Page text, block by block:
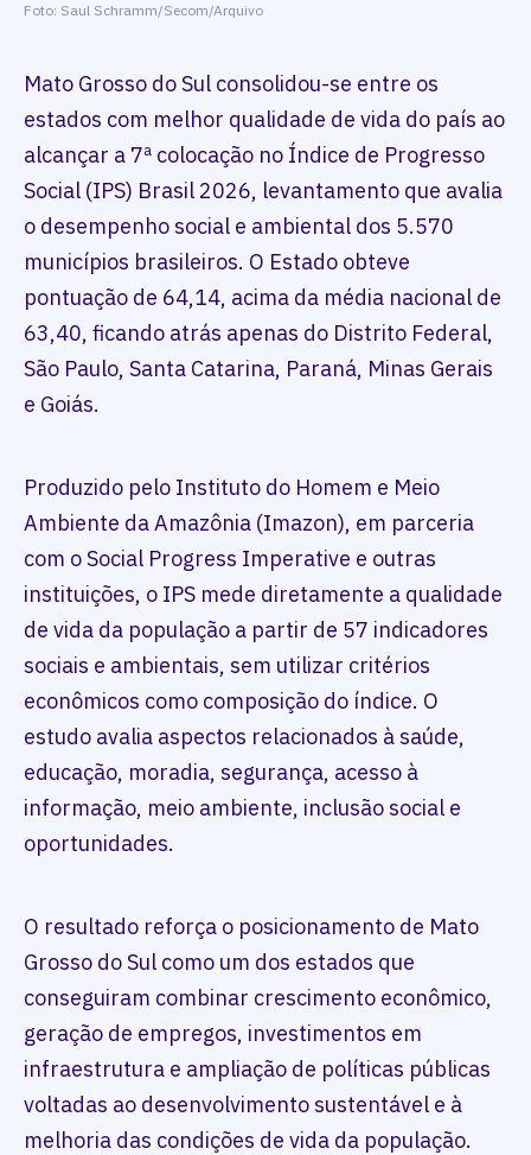
Foto: Saul Schramm/Secom/Arquivo
Mato Grosso do Sul consolidou-se entre os
estados com melhor qualidade de vida do país ao
alcançar a 7ª colocação no Índice de Progresso
Social (IPS) Brasil 2026, levantamento que avalia
o desempenho social e ambiental dos 5.570
municípios brasileiros. O Estado obteve
pontuação de 64,14, acima da média nacional de
63,40, ficando atrás apenas do Distrito Federal,
São Paulo, Santa Catarina, Paraná, Minas Gerais
e Goiás.
Produzido pelo Instituto do Homem e Meio
Ambiente da Amazônia (Imazon), em parceria
com o Social Progress Imperative e outras
instituições, o IPS mede diretamente a qualidade
de vida da população a partir de 57 indicadores
sociais e ambientais, sem utilizar critérios
econômicos como composição do índice. O
estudo avalia aspectos relacionados à saúde,
educação, moradia, segurança, acesso à
informação, meio ambiente, inclusão social e
oportunidades.
O resultado reforça o posicionamento de Mato
Grosso do Sul como um dos estados que
conseguiram combinar crescimento econômico,
geração de empregos, investimentos em
infraestrutura e ampliação de políticas públicas
voltadas ao desenvolvimento sustentável e à
melhoria das condições de vida da população.